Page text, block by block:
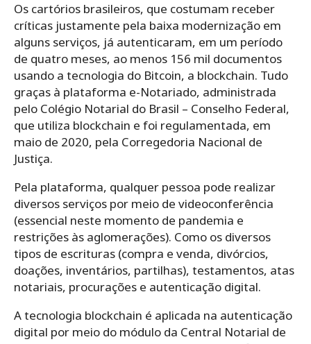
Os cartórios brasileiros, que costumam receber
críticas justamente pela baixa modernização em
alguns serviços, já autenticaram, em um período
de quatro meses, ao menos 156 mil documentos
usando a tecnologia do Bitcoin, a blockchain. Tudo
graças à plataforma e-Notariado, administrada
pelo Colégio Notarial do Brasil – Conselho Federal,
que utiliza blockchain e foi regulamentada, em
maio de 2020, pela Corregedoria Nacional de
Justiça.
Pela plataforma, qualquer pessoa pode realizar
diversos serviços por meio de videoconferência
(essencial neste momento de pandemia e
restrições às aglomerações). Como os diversos
tipos de escrituras (compra e venda, divórcios,
doações, inventários, partilhas), testamentos, atas
notariais, procurações e autenticação digital.
A tecnologia blockchain é aplicada na autenticação
digital por meio do módulo da Central Notarial de